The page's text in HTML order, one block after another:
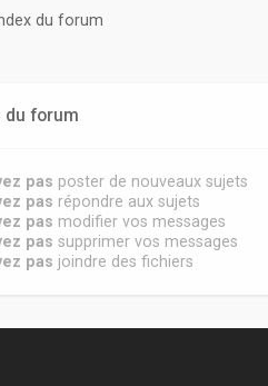
du forum
du forum
pas poster de nouveaux sujets
pas répondre aux sujets
pas modifier vos messages
pas supprimer vos messages
pas joindre des fichiers